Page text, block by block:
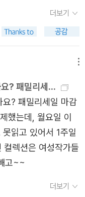
의 주목을 받게 된
1호와 2
의 소리(The sound
레코드(Voyager Go
드는 우주 어딘가
구인들의 마지막
생명체에 대한 정보
함한 55가지 언어의
가지 소리, 지능이
악이 녹음되었다. *
이언스북스, 2006
생겼다! 걷기나 런닝
각이 들었다. 그래
가의 서문부터 빠져
일이 없겠다.
야 하나. 아무튼 그
. 11시가 넘어서야
20답'과 김겨울의
집에서 5분 걸리
리를 잡고 책을 읽는
다는 카페로 향했
러웠고 빵은 조금 딱
치가 맛있는 카페라
그걸 시키지는 않
시작한 《리얼리티
더보기
? 패밀리세...
? 패밀리세일 마감
했는데, 월요일 이
읽고 있어서 1주일
컬렉션은 여성작가들
고~~
더보기